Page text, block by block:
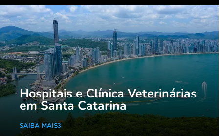
Hospitais e Clínica Veterinárias
em Santa Catarina
SAIBA MAIS